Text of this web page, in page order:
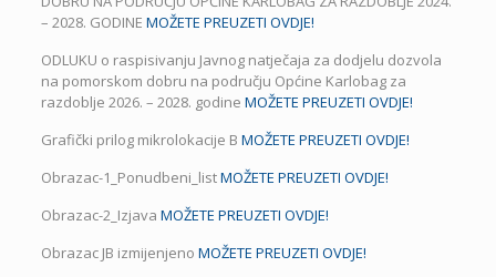
– 2028. GODINE MOŽETE PREUZETI OVDJE!
ODLUKU o raspisivanju Javnog natječaja za dodjelu dozvola
na pomorskom dobru na području Općine Karlobag za
razdoblje 2026. – 2028. godine MOŽETE PREUZETI OVDJE!
Grafički prilog mikrolokacije B MOŽETE PREUZETI OVDJE!
Obrazac-1_Ponudbeni_listMOŽETE PREUZETI OVDJE!
Obrazac-2_Izjava MOŽETE PREUZETI OVDJE!
Obrazac JB izmijenjeno MOŽETE PREUZETI OVDJE!